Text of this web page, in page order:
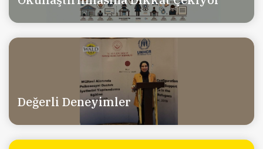
Değerli Deneyimler